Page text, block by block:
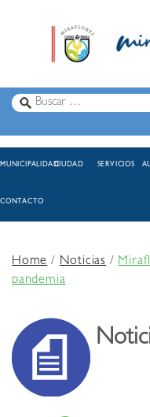
MUNICIPALIDADCIUDAD SERVICIOS
CONTACTO
Home/Noticias /
pandemia